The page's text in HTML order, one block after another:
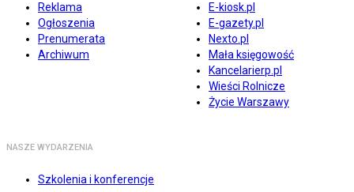
Reklama
Ogłoszenia
Prenumerata
Archiwum
E-kiosk.pl
E-gazety.pl
Nexto.pl
Mała księgowość
Kancelarierp.pl
Wieści Rolnicze
Życie Warszawy
NASZE WYDARZENIA
Szkolenia i konferencje